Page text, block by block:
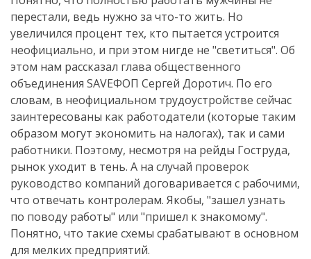
перестали, ведь нужно за что-то жить. Но
увеличился процент тех, кто пытается устроится
неофициально, и при этом нигде не "светиться". Об
этом нам рассказал глава общественного
объединения SAVEФОП Сергей Доротич. По его
словам, в неофициальном трудоустройстве сейчас
заинтересованы как работодатели (которые таким
образом могут экономить на налогах), так и сами
работники. Поэтому, несмотря на рейды Гоструда,
рынок уходит в тень. А на случай проверок
руководство компаний договаривается с рабочими,
что отвечать контролерам. Якобы, "зашел узнать
по поводу работы" или "пришел к знакомому".
Понятно, что такие схемы срабатывают в основном
для мелких предприятий.